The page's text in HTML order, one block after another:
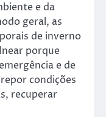
e da
geral, as
de inverno
porque
e de
condições
recuperar